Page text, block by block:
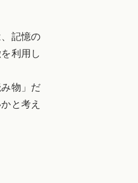
記憶の
利用し
物」だ
と考え